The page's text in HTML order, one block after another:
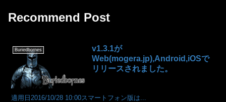
Recommend Post
Buriedbornes
v1.3.1が
Web(mogera.jp),Android,iOSで
リリースされました。
適用日2016/10/28 10:00スマートフォン版は...